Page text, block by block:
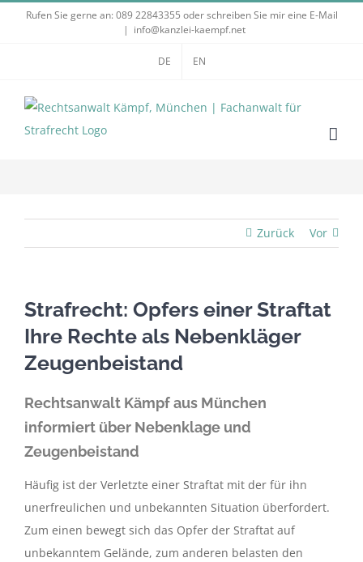
Rufen Sie gerne an: 089 22843355 oder schreiben Sie mir eine E-Mail
| info@kanzlei-kaempf.net
DE EN
Zurück Vor
Strafrecht: Opfers einer Straftat
Ihre Rechte als Nebenkläger
Zeugenbeistand
Rechtsanwalt Kämpf aus München
informiert über Nebenklage und
Zeugenbeistand
Häufig ist der Verletzte einer Straftat mit der für ihn
unerfreulichen und unbekannten Situation überfordert.
Zum einen bewegt sich das Opfer der Straftat auf
unbekanntem Gelände, zum anderen belasten den